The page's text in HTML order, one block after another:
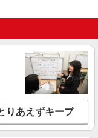
客・調理・清掃な
翌5:00：時給1,350円 ※
当（5:00〜9:00）時給
55-1
細を見る
りあえずキープ